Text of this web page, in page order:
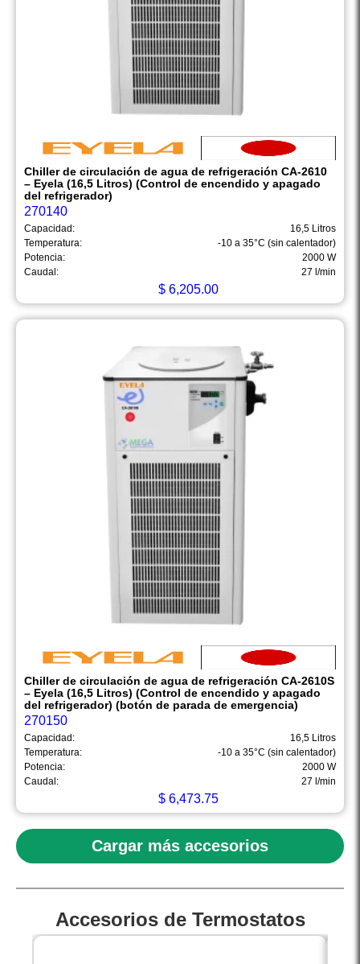
Chiller de circulación de agua de refrigeración CA-2610
– Eyela (16,5 Litros) (Control de encendido y apagado
del refrigerador)
270140
Capacidad:
16,5 Litros
Temperatura:
-10 a 35°C (sin calentador)
Potencia:
2000 W
Caudal:
27 l/min
$6,205.00
Chiller de circulación de agua de refrigeración CA-2610S
– Eyela (16,5 Litros) (Control de encendido y apagado
del refrigerador) (botón de parada de emergencia)
270150
Capacidad:
16,5 Litros
Temperatura:
-10 a 35°C (sin calentador)
Potencia:
2000 W
Caudal:
27 l/min
$6,473.75
Cargar más accesorios
Accesorios de Termostatos